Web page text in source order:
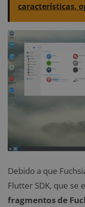
características,
Debido a que
Flutter SDK, que se
fragmentos de